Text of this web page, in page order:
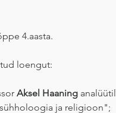
4.aasta.
loengut:
Aksel Haaning
ja religioon";